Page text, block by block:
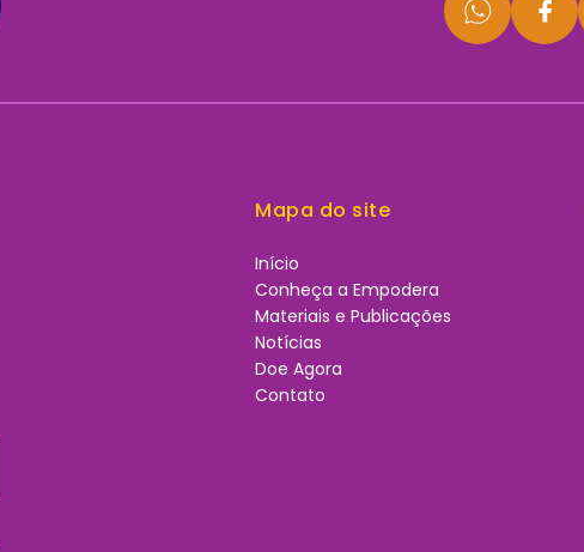
Mapa do site
Início
Conheça a Empodera
Materiais e Publicações
Notícias
Doe Agora
Contato